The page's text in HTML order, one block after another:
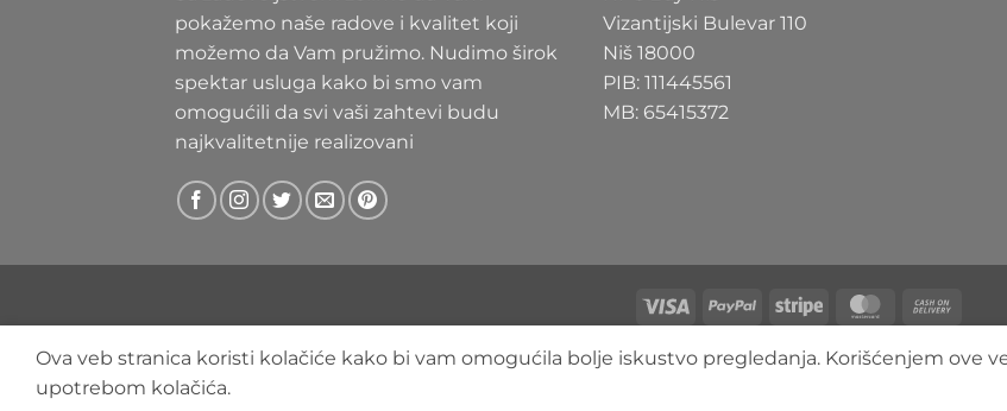
pokažemo naše radove i kvalitet koji
možemo da Vam pružimo. Nudimo širok
spektar usluga kako bi smo vam
omogućili da svi vaši zahtevi budu
najkvalitetnije realizovani
Vizantijski Bulevar 110
Niš 18000
PIB: 111445561
MB: 65415372
Visa PayPal Stripe MasterCard
On
O NAMA BLOG FAQ KONTAKT
Ova veb stranica koristi kolačiće kako bi vam omogućila bolje iskustvo pregledanja. Korišćenjem ove
upotrebom kolačića.